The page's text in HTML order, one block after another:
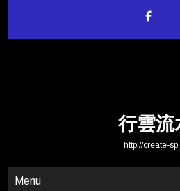
content
行雲流
http://create-
Menu